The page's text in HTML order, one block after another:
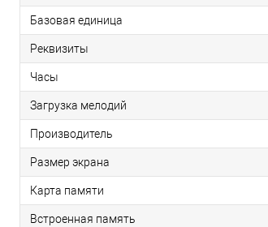
Базовая единица
Реквизиты
Часы
Загрузка мелодий
Производитель
Размер экрана
Карта памяти
Встроенная память